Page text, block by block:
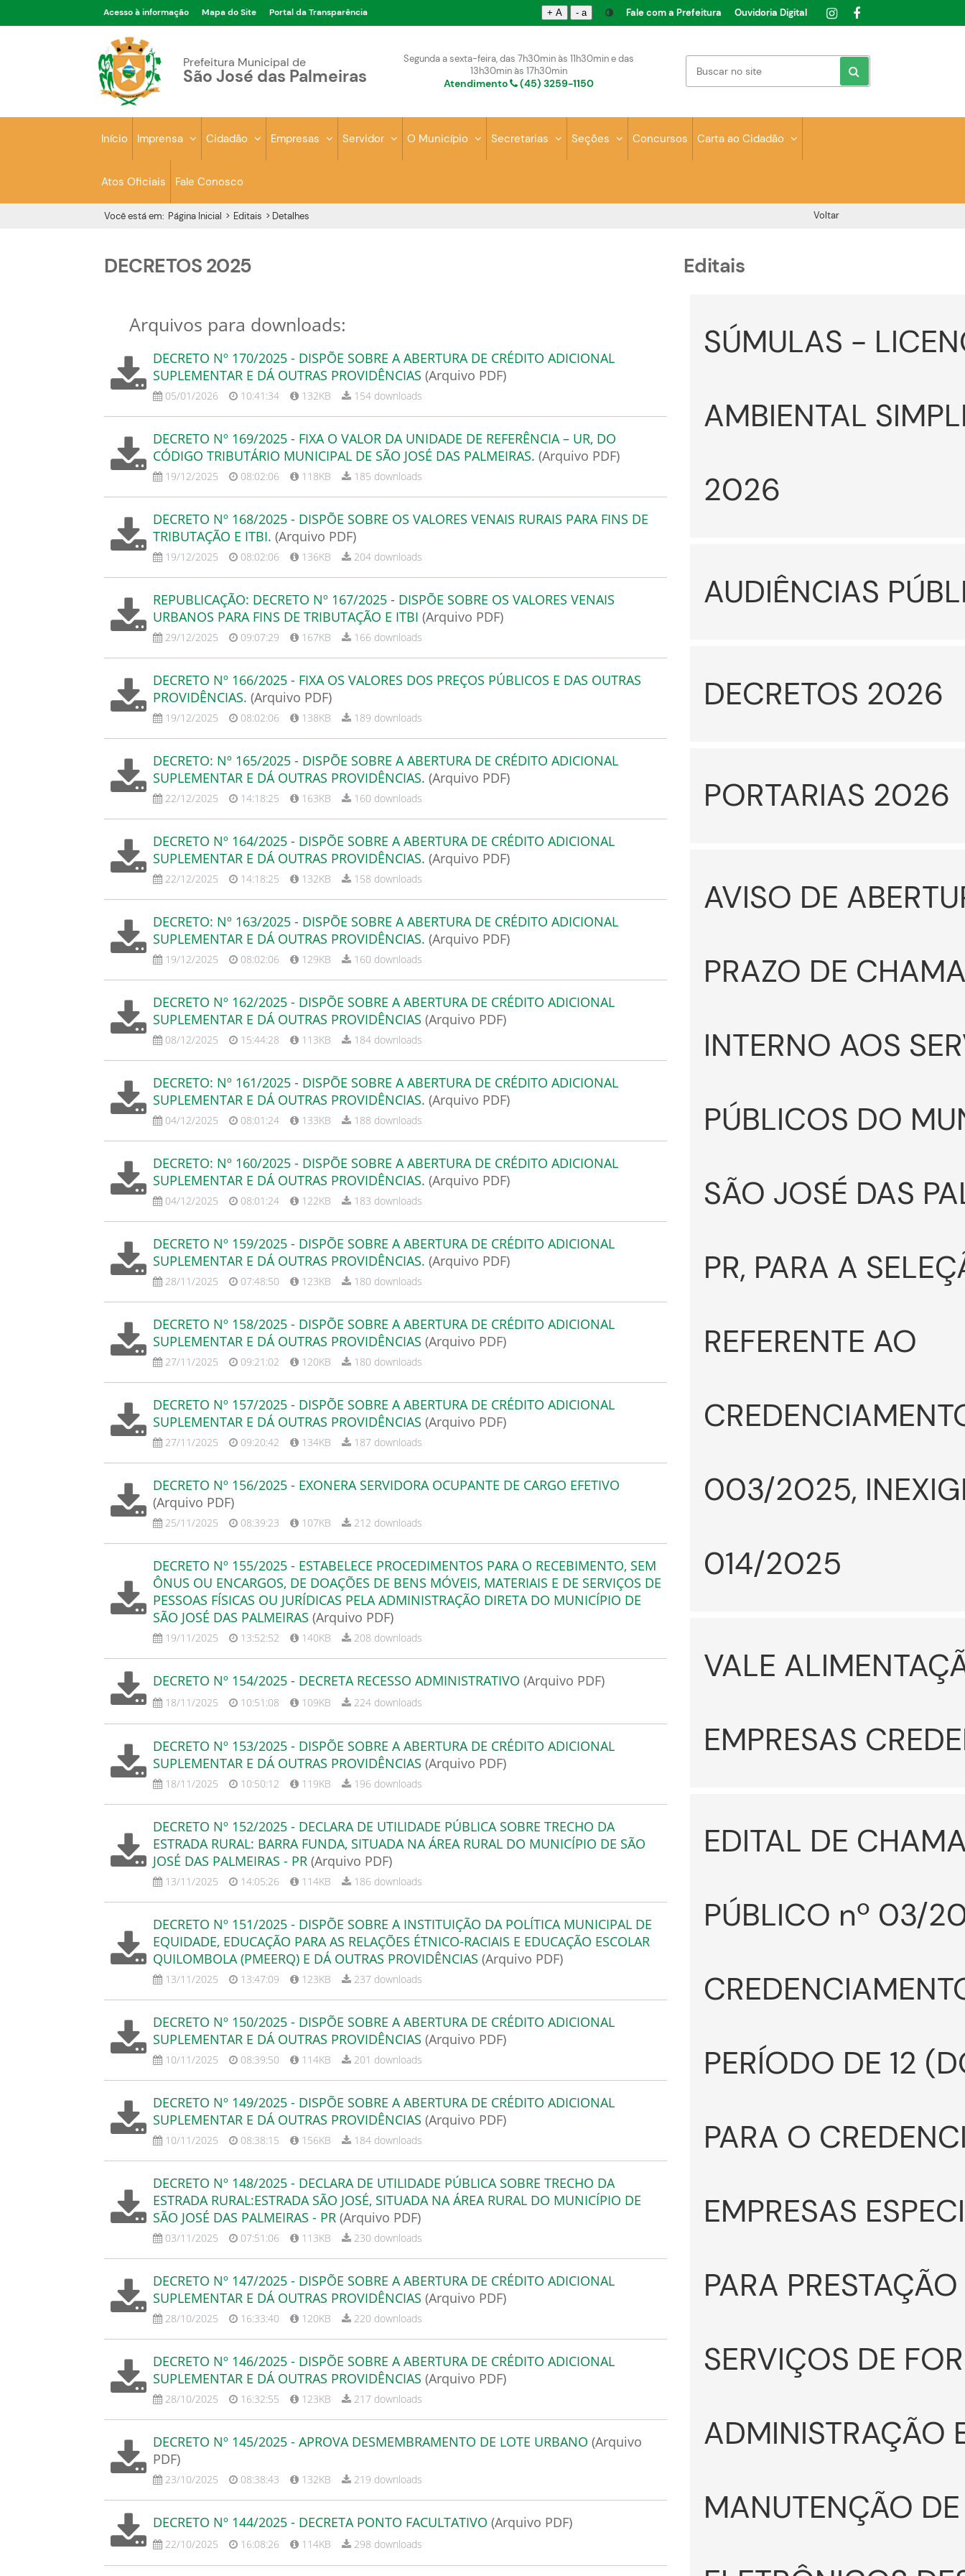
Acesso à informação Mapa do Site Portal da Transparência + A - a Fale com a Prefeitura Ouvidoria Digital
Prefeitura Municipal de
São José das Palmeiras
Segunda a sexta-feira, das 7h30min às 11h30min e das
13h30min às 17h30min
Atendimento (45) 3259-1150
Início Imprensa Cidadão Empresas Servidor O Município Secretarias Seções Concursos Carta ao Cidadão
Atos Oficiais Fale Conosco
Você está em: Página Inicial > Editais > Detalhes Voltar
DECRETOS 2025
Arquivos para downloads:
DECRETO Nº 170/2025 - DISPÕE SOBRE A ABERTURA DE CRÉDITO ADICIONAL
SUPLEMENTAR E DÁ OUTRAS PROVIDÊNCIAS (Arquivo PDF)
05/01/2026 10:41:34 132KB 154 downloads
DECRETO Nº 169/2025 - FIXA O VALOR DA UNIDADE DE REFERÊNCIA – UR, DO
CÓDIGO TRIBUTÁRIO MUNICIPAL DE SÃO JOSÉ DAS PALMEIRAS. (Arquivo PDF)
19/12/2025 08:02:06 118KB 185 downloads
DECRETO Nº 168/2025 - DISPÕE SOBRE OS VALORES VENAIS RURAIS PARA FINS DE
TRIBUTAÇÃO E ITBI. (Arquivo PDF)
19/12/2025 08:02:06 136KB 204 downloads
REPUBLICAÇÃO: DECRETO Nº 167/2025 - DISPÕE SOBRE OS VALORES VENAIS
URBANOS PARA FINS DE TRIBUTAÇÃO E ITBI (Arquivo PDF)
29/12/2025 09:07:29 167KB 166 downloads
DECRETO Nº 166/2025 - FIXA OS VALORES DOS PREÇOS PÚBLICOS E DAS OUTRAS
PROVIDÊNCIAS. (Arquivo PDF)
19/12/2025 08:02:06 138KB 189 downloads
DECRETO: Nº 165/2025 - DISPÕE SOBRE A ABERTURA DE CRÉDITO ADICIONAL
SUPLEMENTAR E DÁ OUTRAS PROVIDÊNCIAS. (Arquivo PDF)
22/12/2025 14:18:25 163KB 160 downloads
DECRETO Nº 164/2025 - DISPÕE SOBRE A ABERTURA DE CRÉDITO ADICIONAL
SUPLEMENTAR E DÁ OUTRAS PROVIDÊNCIAS. (Arquivo PDF)
22/12/2025 14:18:25 132KB 158 downloads
DECRETO: Nº 163/2025 - DISPÕE SOBRE A ABERTURA DE CRÉDITO ADICIONAL
SUPLEMENTAR E DÁ OUTRAS PROVIDÊNCIAS. (Arquivo PDF)
19/12/2025 08:02:06 129KB 160 downloads
DECRETO Nº 162/2025 - DISPÕE SOBRE A ABERTURA DE CRÉDITO ADICIONAL
SUPLEMENTAR E DÁ OUTRAS PROVIDÊNCIAS (Arquivo PDF)
08/12/2025 15:44:28 113KB 184 downloads
DECRETO: Nº 161/2025 - DISPÕE SOBRE A ABERTURA DE CRÉDITO ADICIONAL
SUPLEMENTAR E DÁ OUTRAS PROVIDÊNCIAS. (Arquivo PDF)
04/12/2025 08:01:24 133KB 188 downloads
DECRETO: Nº 160/2025 - DISPÕE SOBRE A ABERTURA DE CRÉDITO ADICIONAL
SUPLEMENTAR E DÁ OUTRAS PROVIDÊNCIAS. (Arquivo PDF)
04/12/2025 08:01:24 122KB 183 downloads
DECRETO Nº 159/2025 - DISPÕE SOBRE A ABERTURA DE CRÉDITO ADICIONAL
SUPLEMENTAR E DÁ OUTRAS PROVIDÊNCIAS. (Arquivo PDF)
28/11/2025 07:48:50 123KB 180 downloads
DECRETO Nº 158/2025 - DISPÕE SOBRE A ABERTURA DE CRÉDITO ADICIONAL
SUPLEMENTAR E DÁ OUTRAS PROVIDÊNCIAS (Arquivo PDF)
27/11/2025 09:21:02 120KB 180 downloads
DECRETO Nº 157/2025 - DISPÕE SOBRE A ABERTURA DE CRÉDITO ADICIONAL
SUPLEMENTAR E DÁ OUTRAS PROVIDÊNCIAS (Arquivo PDF)
27/11/2025 09:20:42 134KB 187 downloads
DECRETO Nº 156/2025 - EXONERA SERVIDORA OCUPANTE DE CARGO EFETIVO
(Arquivo PDF)
25/11/2025 08:39:23 107KB 212 downloads
DECRETO Nº 155/2025 - ESTABELECE PROCEDIMENTOS PARA O RECEBIMENTO, SEM
ÔNUS OU ENCARGOS, DE DOAÇÕES DE BENS MÓVEIS, MATERIAIS E DE SERVIÇOS DE
PESSOAS FÍSICAS OU JURÍDICAS PELA ADMINISTRAÇÃO DIRETA DO MUNICÍPIO DE
SÃO JOSÉ DAS PALMEIRAS (Arquivo PDF)
19/11/2025 13:52:52 140KB 208 downloads
DECRETO Nº 154/2025 - DECRETA RECESSO ADMINISTRATIVO (Arquivo PDF)
18/11/2025 10:51:08 109KB 224 downloads
DECRETO Nº 153/2025 - DISPÕE SOBRE A ABERTURA DE CRÉDITO ADICIONAL
SUPLEMENTAR E DÁ OUTRAS PROVIDÊNCIAS (Arquivo PDF)
18/11/2025 10:50:12 119KB 196 downloads
DECRETO Nº 152/2025 - DECLARA DE UTILIDADE PÚBLICA SOBRE TRECHO DA
ESTRADA RURAL: BARRA FUNDA, SITUADA NA ÁREA RURAL DO MUNICÍPIO DE SÃO
JOSÉ DAS PALMEIRAS - PR (Arquivo PDF)
13/11/2025 14:05:26 114KB 186 downloads
DECRETO Nº 151/2025 - DISPÕE SOBRE A INSTITUIÇÃO DA POLÍTICA MUNICIPAL DE
EQUIDADE, EDUCAÇÃO PARA AS RELAÇÕES ÉTNICO-RACIAIS E EDUCAÇÃO ESCOLAR
QUILOMBOLA (PMEERQ) E DÁ OUTRAS PROVIDÊNCIAS (Arquivo PDF)
13/11/2025 13:47:09 123KB 237 downloads
DECRETO Nº 150/2025 - DISPÕE SOBRE A ABERTURA DE CRÉDITO ADICIONAL
SUPLEMENTAR E DÁ OUTRAS PROVIDÊNCIAS (Arquivo PDF)
10/11/2025 08:39:50 114KB 201 downloads
DECRETO Nº 149/2025 - DISPÕE SOBRE A ABERTURA DE CRÉDITO ADICIONAL
SUPLEMENTAR E DÁ OUTRAS PROVIDÊNCIAS (Arquivo PDF)
10/11/2025 08:38:15 156KB 184 downloads
DECRETO Nº 148/2025 - DECLARA DE UTILIDADE PÚBLICA SOBRE TRECHO DA
ESTRADA RURAL:ESTRADA SÃO JOSÉ, SITUADA NA ÁREA RURAL DO MUNICÍPIO DE
SÃO JOSÉ DAS PALMEIRAS - PR (Arquivo PDF)
03/11/2025 07:51:06 113KB 230 downloads
DECRETO Nº 147/2025 - DISPÕE SOBRE A ABERTURA DE CRÉDITO ADICIONAL
SUPLEMENTAR E DÁ OUTRAS PROVIDÊNCIAS (Arquivo PDF)
28/10/2025 16:33:40 120KB 220 downloads
DECRETO Nº 146/2025 - DISPÕE SOBRE A ABERTURA DE CRÉDITO ADICIONAL
SUPLEMENTAR E DÁ OUTRAS PROVIDÊNCIAS (Arquivo PDF)
28/10/2025 16:32:55 123KB 217 downloads
DECRETO Nº 145/2025 - APROVA DESMEMBRAMENTO DE LOTE URBANO (Arquivo
PDF)
23/10/2025 08:38:43 132KB 219 downloads
DECRETO Nº 144/2025 - DECRETA PONTO FACULTATIVO (Arquivo PDF)
22/10/2025 16:08:26 114KB 298 downloads
Editais
SÚMULAS -
AMBIENTAL
2026
AUDIÊNCIAS
DECRETOS 2026
PORTARIAS 2026
AVISO DE
PRAZO DE
INTERNO AOS
PÚBLICOS DO
SÃO JOSÉ DAS
PR, PARA A
REFERENTE AO
003/2025,
014/2025
VALE
EMPRESAS
EDITAL DE
PÚBLICO nº 03/
PERÍODO DE 12
PARA O
EMPRESAS
PARA
SERVIÇOS DE
ADMINISTRAÇÃO
MANUTENÇÃO